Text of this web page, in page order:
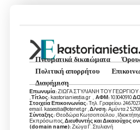
Πνευματικά δικαιώματα
Πολιτική απορρήτου
Διαφήμιση
Επωνυμία:ΖΙΩΓΑ ΣΤΥΛΙΑΝΗ ΤΟΥ ΓΕΩΡΓΙΟΥ –
Τίτλος: kastorianiestia.gr , ΑΦΜ:103040910
Στοιχεία Επικοινωνίας:Τηλ. Γραφείου:
email: kasestia@otenet.gr , Δ/νση:Αμύντα 2
Σύνταξης:Θεοδώρα Κωτσοπούλου ,
Εκπρόσωπος, Διευθυντής και Δικαιούχος
(domain name):Ζιώγα Γ. Στυλιανή